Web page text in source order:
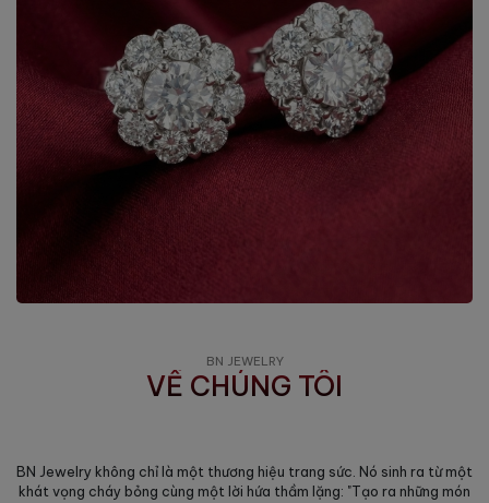
BN JEWELRY
VỀ CHÚNG TÔI
BN Jewelry không chỉ là một thương hiệu trang sức. Nó sinh ra từ một
khát vọng cháy bỏng cùng một lời hứa thầm lặng: "Tạo ra những món